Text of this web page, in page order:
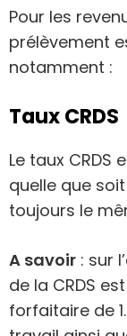
Pour les
prélèvement
notamment :
Taux CRDS
Le taux
quelle que
toujours le
A savoir : sur
de la CRDS
forfaitaire de